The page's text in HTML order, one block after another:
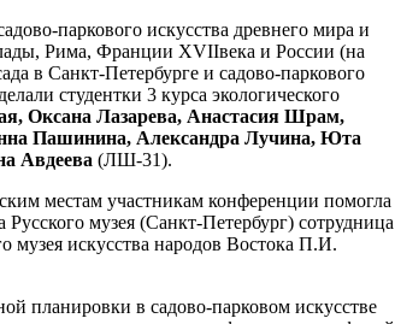
паркового искусства древнего мира и
Рима, Франции XVIIвека и России (на
в Санкт-Петербурге и садово-паркового
студентки 3 курса экологического
Оксана Лазарева, Анастасия Шрам,
Пашинина, Александра Лучина, Юта
Авдеева (ЛШ-31).
местам участникам конференции помогла
музея (Санкт-Петербург) сотрудница
музея искусства народов Востока П.И.
планировки в садово-парковом искусстве